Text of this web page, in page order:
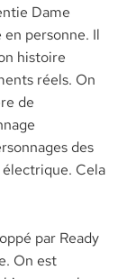
Dame
personne. Il
histoire
réels. On
de
des
Cela
par Ready
On est